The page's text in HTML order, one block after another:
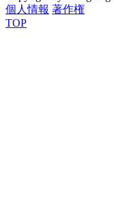
個人情報 著作権
TOP